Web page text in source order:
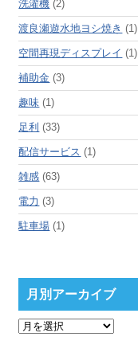
洗濯機 (2)
渡良瀬遊水地ヨシ焼き (1)
空間再現ディスプレイ (1)
補助金 (3)
趣味 (1)
足利 (33)
配信サービス (1)
雑感 (63)
電力 (3)
駐車場 (1)
月別アーカイブ
月